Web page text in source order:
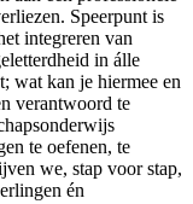
Speerpunt is
integreren van
in álle
wat kan je hiermee en
verantwoord te
te oefenen, te
we, stap voor stap,
én